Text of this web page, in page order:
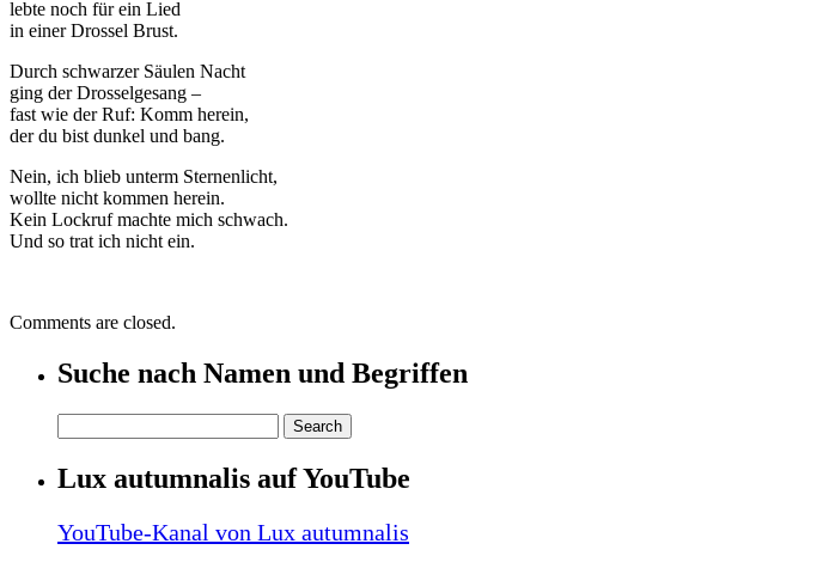
lebte noch für ein Lied
in einer Drossel Brust.
Durch schwarzer Säulen Nacht
ging der Drosselgesang –
fast wie der Ruf: Komm herein,
der du bist dunkel und bang.
Nein, ich blieb unterm Sternenlicht,
wollte nicht kommen herein.
Kein Lockruf machte mich schwach.
Und so trat ich nicht ein.
Comments are closed.
Suche nach Namen und Begriffen
Lux autumnalis auf YouTube
YouTube-Kanal von Lux autumnalis